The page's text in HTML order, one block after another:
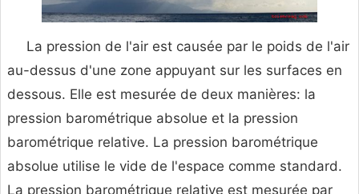
La pression de l'air est causée par le poids de l'air
au-dessus d'une zone appuyant sur les surfaces en
dessous. Elle est mesurée de deux manières: la
pression barométrique absolue et la pression
barométrique relative. La pression barométrique
absolue utilise le vide de l'espace comme standard.
La pression barométrique relative est mesurée par